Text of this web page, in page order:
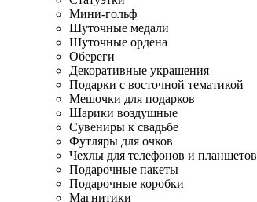
Мини-гольф
Шуточные медали
Шуточные ордена
Обереги
Декоративные украшения
Подарки с восточной тематикой
Мешочки для подарков
Шарики воздушные
Сувениры к свадьбе
Футляры для очков
Чехлы для телефонов и планшетов
Подарочные пакеты
Подарочные коробки
Магнитики